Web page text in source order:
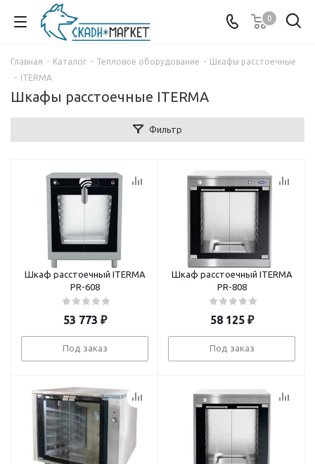
0
Главная - Каталог - Тепловое оборудование - Шкафы расстоечные
- ITERMA
Шкафы расстоечные ITERMA
Фильтр
Шкаф расстоечный ITERMA
PR-608
53 773 ₽
Под заказ
Шкаф расстоечный ITERMA
PR-808
58 125₽
Под заказ